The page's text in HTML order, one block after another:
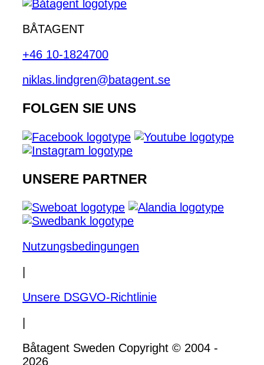
BÅTAGENT
+46 10-1824700
niklas.lindgren@batagent.se
FOLGEN SIE UNS
UNSERE PARTNER
Nutzungsbedingungen
Unsere DSGVO-Richtlinie
Båtagent Sweden Copyright © 2004 -
2026